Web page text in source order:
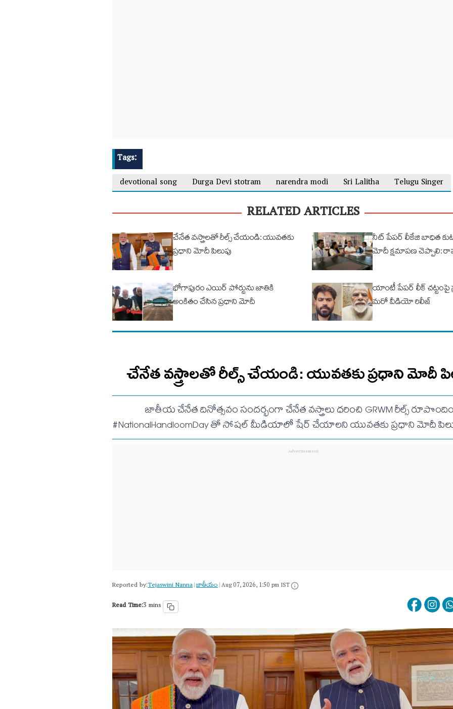
Tags:
devotional song
Durga Devi stotram narendra modi Sri Lalitha Telugu Singer
RELATED ARTICLES
చేనేత వస్త్రాలతో రీల్స్ చేయండి: యువతకు
ప్రధాని మోదీ పిలుపు
నీట్ పేపర్ లీకేజి బాధిత
మోదీ క్షమాపణ చెప్పాలి:
భోగాపురం ఎయిర్ పోర్టును జాతికి
అంకితం చేసిన ప్రధాని మోదీ
యాంటీ పేపర్ లీక్
మరో వీడియో రిలీజ్
చేనేత వస్త్రాలతో రీల్స్ చేయండి: యువతకు ప్రధాని మోదీ
జాతీయ చేనేత దినోత్సవం సందర్భంగా చేనేత వస్త్రాలు ధరించి GRWM రీల్స్
#NationalHandloomDay తో సోషల్ మీడియాలో షేర్ చేయాలని యువతకు ప్రధాని మోదీ
Reported by:Tejaswini Nanna|జాతీయం|Aug 07, 2026, 1:50 pm IST
Read Time:3 mins